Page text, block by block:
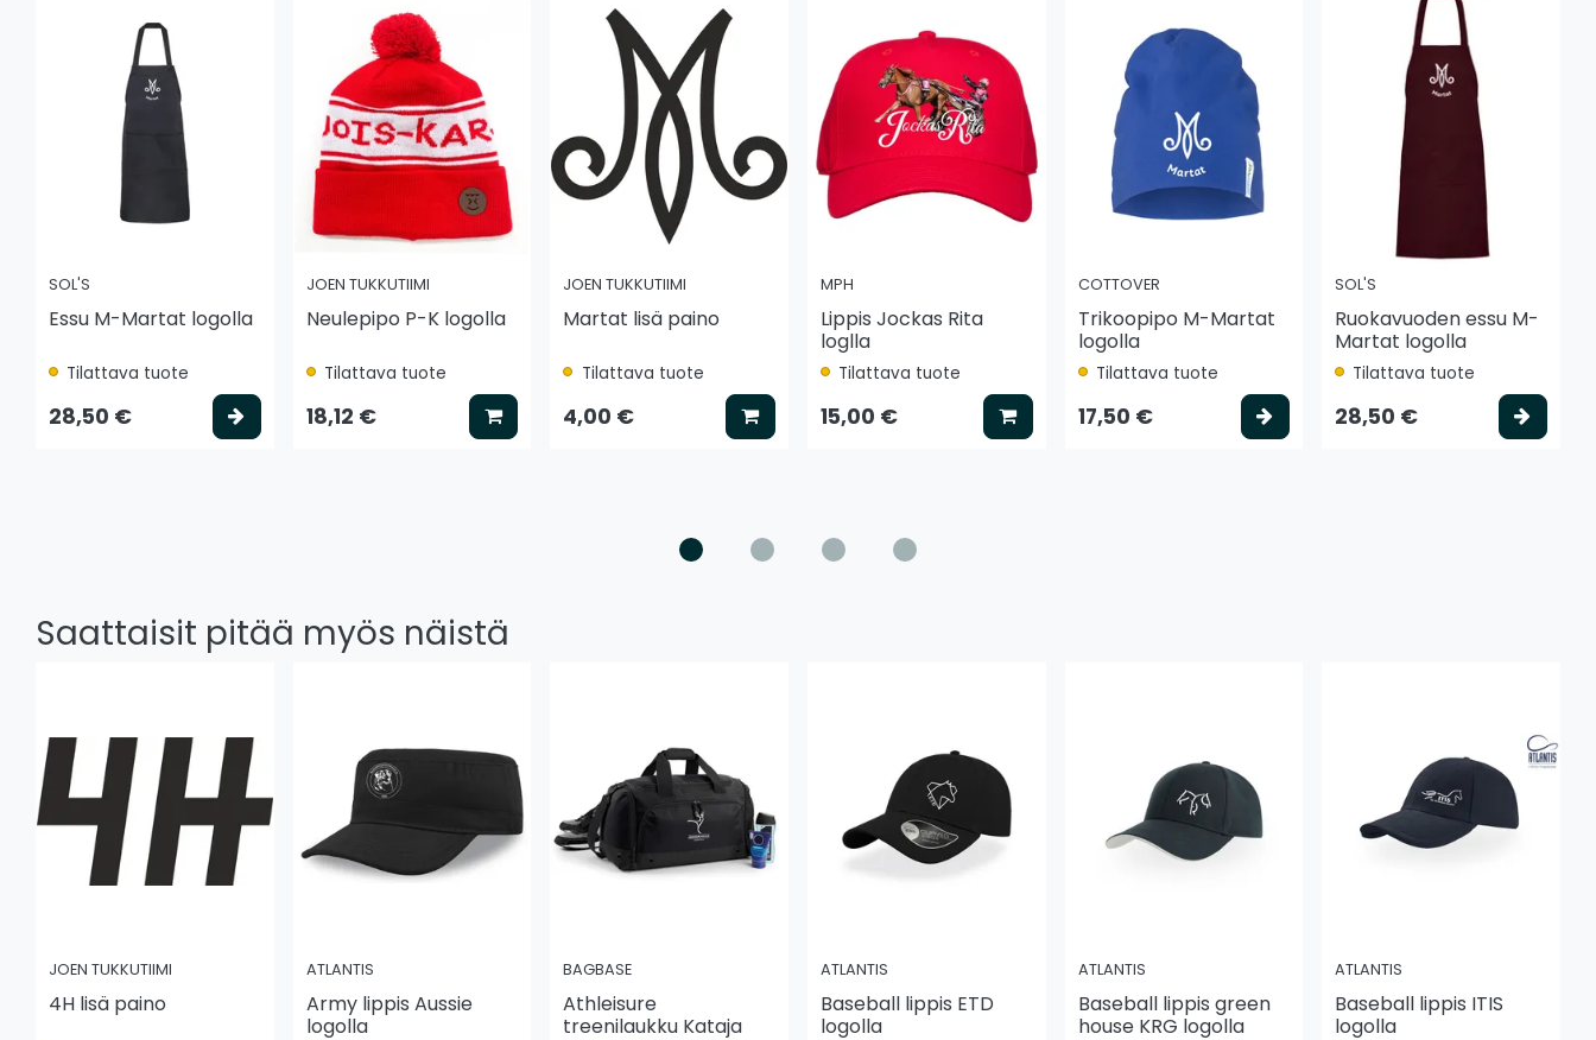
SOL'S
Essu M-Martat logolla
Tilattava tuote
28,50 € Valitse vaihtoehto
JOEN TUKKUTIIMI
Neulepipo P-K logolla
Tilattava tuote
18,12 € Lisää koriin
JOEN TUKKUTIIMI
Martat lisä paino
Tilattava tuote
4,00 € Lisää koriin
MPH
Lippis Jockas Rita
loglla
Tilattava tuote
15,00 € Lisää koriin
COTTOVER
Trikoopipo M-Martat
logolla
Tilattava tuote
17,50 € Valitse vaihtoehto
SOL'S
Ruokavuoden essu M-
Martat logolla
Tilattava tuote
28,50 €
Saattaisit pitää myös näistä
JOEN TUKKUTIIMI
4H lisä paino
ATLANTIS
Army lippis Aussie
logolla
BAGBASE
Athleisure
treenilaukku Kataja
ATLANTIS
Baseball lippis ETD
logolla
ATLANTIS
Baseball lippis green
house KRG logolla
ATLANTIS
Baseball lippis ITIS
logolla